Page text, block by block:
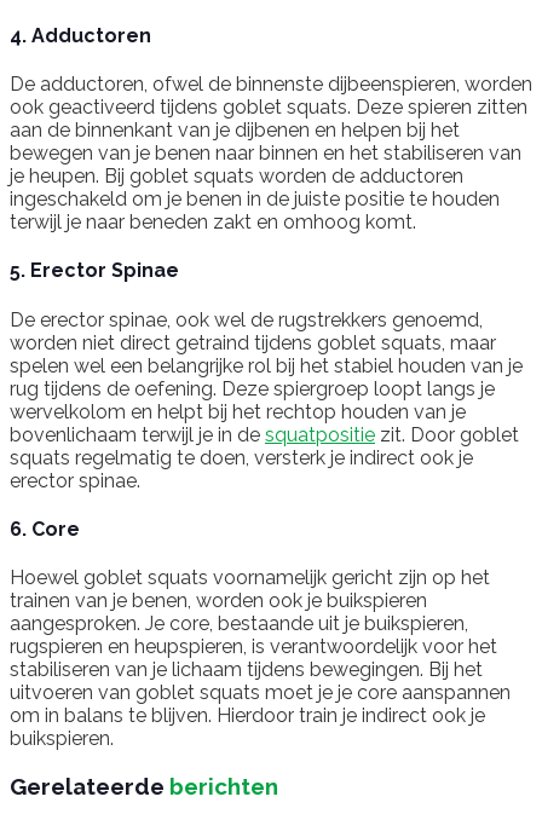
4. Adductoren
De adductoren, ofwel de binnenste dijbeenspieren, worden
ook geactiveerd tijdens goblet squats. Deze spieren zitten
aan de binnenkant van je dijbenen en helpen bij het
bewegen van je benen naar binnen en het stabiliseren van
je heupen. Bij goblet squats worden de adductoren
ingeschakeld om je benen in de juiste positie te houden
terwijl je naar beneden zakt en omhoog komt.
5. Erector Spinae
De erector spinae, ook wel de rugstrekkers genoemd,
worden niet direct getraind tijdens goblet squats, maar
spelen wel een belangrijke rol bij het stabiel houden van je
rug tijdens de oefening. Deze spiergroep loopt langs je
wervelkolom en helpt bij het rechtop houden van je
bovenlichaam terwijl je in de squatpositie zit. Door goblet
squats regelmatig te doen, versterk je indirect ook je
erector spinae.
6. Core
Hoewel goblet squats voornamelijk gericht zijn op het
trainen van je benen, worden ook je buikspieren
aangesproken. Je core, bestaande uit je buikspieren,
rugspieren en heupspieren, is verantwoordelijk voor het
stabiliseren van je lichaam tijdens bewegingen. Bij het
uitvoeren van goblet squats moet je je core aanspannen
om in balans te blijven. Hierdoor train je indirect ook je
buikspieren.
Gerelateerde berichten